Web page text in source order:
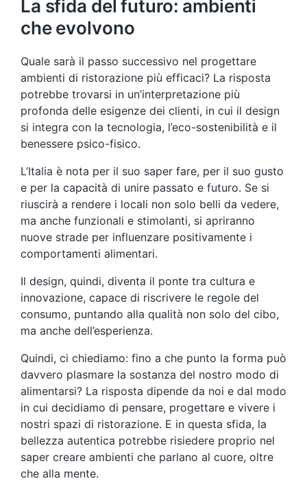
La sfida del futuro: ambienti
che evolvono
Quale sarà il passo successivo nel progettare
ambienti di ristorazione più efficaci? La risposta
potrebbe trovarsi in un’interpretazione più
profonda delle esigenze dei clienti, in cui il design
si integra con la tecnologia, l’eco-sostenibilità e il
benessere psico-fisico.
L’Italia è nota per il suo saper fare, per il suo gusto
e per la capacità di unire passato e futuro. Se si
riuscirà a rendere i locali non solo belli da vedere,
ma anche funzionali e stimolanti, si apriranno
nuove strade per influenzare positivamente i
comportamenti alimentari.
Il design, quindi, diventa il ponte tra cultura e
innovazione, capace di riscrivere le regole del
consumo, puntando alla qualità non solo del cibo,
ma anche dell’esperienza.
Quindi, ci chiediamo: fino a che punto la forma può
davvero plasmare la sostanza del nostro modo di
alimentarsi? La risposta dipende da noi e dal modo
in cui decidiamo di pensare, progettare e vivere i
nostri spazi di ristorazione. E in questa sfida, la
bellezza autentica potrebbe risiedere proprio nel
saper creare ambienti che parlano al cuore, oltre
che alla mente.